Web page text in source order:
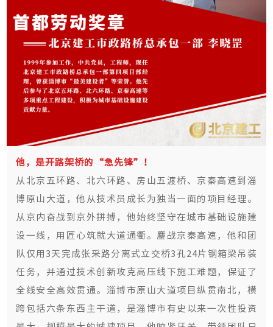
他，是开路架桥的“急先锋”！
从北京五环路、北六环路、房山五渡桥、京秦高速到淄
博原山大道，他从技术员成长为独当一面的项目经理。
从京内奋战到京外拼搏，他始终坚守在城市基础设施建
设一线，用匠心筑就大道通衢。鏖战京秦高速，他和团
队仅用3天完成张采路分离式立交桥3孔24片钢箱梁吊装
任务，并通过技术创新攻克高压线下施工难题，保证了
全线安全高效贯通。淄博市原山大道项目纵贯南北，横
跨包括六条东西主干道，是淄博市有史以来一次性投资